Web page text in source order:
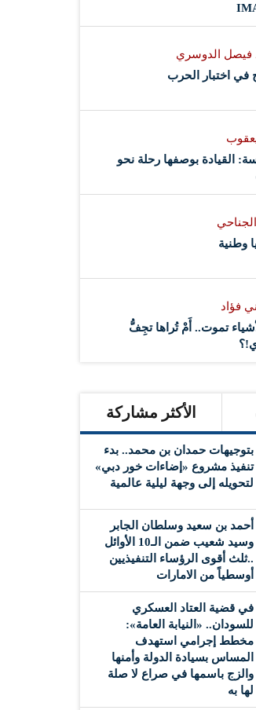
فيصل الدوسري
في اختبار الحرب
القيادة بوصفها رحلة نحو
وطنية
فؤاد
تموت.. أَمْ تُراها تجِفُّ
الأكثر مشاركة
بتوجيهات حمدان بن محمد.. بدء
تنفيذ مشروع «إضاءات خور دبي»
لتحويله إلى وجهة ليلية عالمية
أحمد بن سعيد وسلطان الجابر
وسيد شعيب ضمن الـ10 الأوائل
..ثلث أقوى الرؤساء التنفيذيين
أوسطياً من الامارات
في قضية العتاد العسكري
للسودان.. «النيابة العامة»:
مخطط إجرامي استهدف
المساس بسيادة الدولة وأمنها
والزج باسمها في صراع لا صلة
لها به